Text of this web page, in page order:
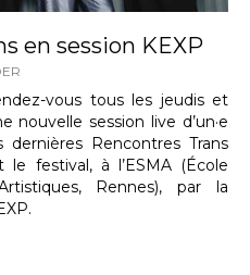
en session KEXP
vous tous les jeudis et
nouvelle session live d’un·e
Rencontres Trans
le festival, à l’ESMA (École
Rennes), par la